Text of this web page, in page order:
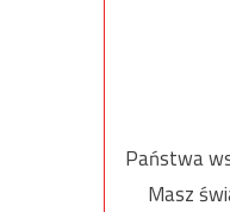
Państwa
Masz